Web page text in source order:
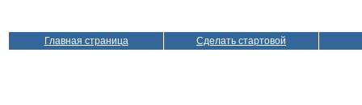
Главная страница Сделать стартовой